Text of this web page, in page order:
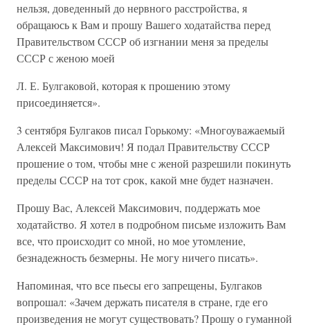
нельзя, доведенный до нервного расстройства, я
обращаюсь к Вам и прошу Вашего ходатайства перед
Правительством СССР об изгнании меня за пределы
СССР с женою моей
Л. Е. Булгаковой, которая к прошению этому
присоединяется».
3 сентября Булгаков писал Горькому: «Многоуважаемый
Алексей Максимович! Я подал Правительству СССР
прошение о том, чтобы мне с женой разрешили покинуть
пределы СССР на тот срок, какой мне будет назначен.
Прошу Вас, Алексей Максимович, поддержать мое
ходатайство. Я хотел в подробном письме изложить Вам
все, что происходит со мной, но мое утомление,
безнадежность безмерны. Не могу ничего писать».
Напоминая, что все пьесы его запрещены, Булгаков
вопрошал: «Зачем держать писателя в стране, где его
произведения не могут существовать? Прошу о гуманной